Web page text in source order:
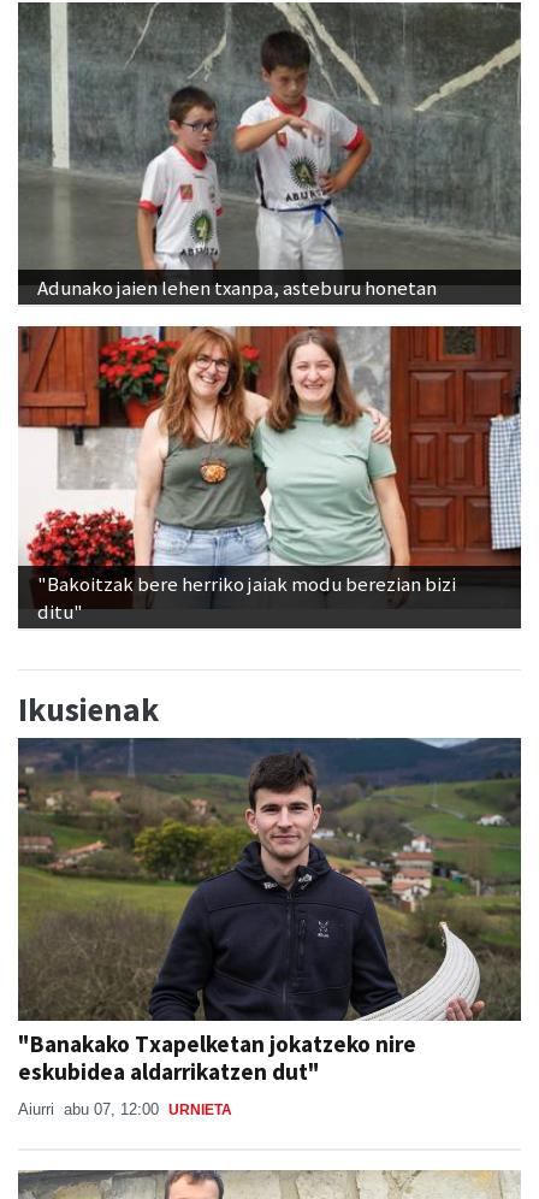
Adunako jaien lehen txanpa, asteburu honetan
"Bakoitzak bere herriko jaiak modu berezian bizi
ditu"
Ikusienak
"Banakako Txapelketan jokatzeko nire
eskubidea aldarrikatzen dut"
Aiurri abu 07, 12:00 URNIETA